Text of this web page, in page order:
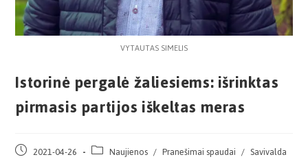
VYTAUTAS SIMELIS
Istorinė pergalė žaliesiems: išrinktas
pirmasis partijos iškeltas meras
2021-04-26 Naujienos / Pranešimai spaudai / Savivalda